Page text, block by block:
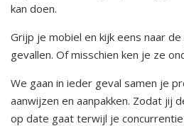
kan doen.
Grijp je mobiel en kijk eens naar
gevallen. Of misschien ken je ze
We gaan in ieder geval samen je
aanwijzen en aanpakken. Zodat jij
op date gaat terwijl je